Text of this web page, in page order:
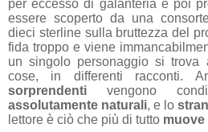
per eccesso di galanteria e poi
essere scoperto da una
dieci sterline sulla bruttezza del
fida troppo e viene
un singolo personaggio si
cose, in differenti racconti.
sorprendenti vengono
assolutamente naturali, e lo
lettore è ciò che più di tutto muove